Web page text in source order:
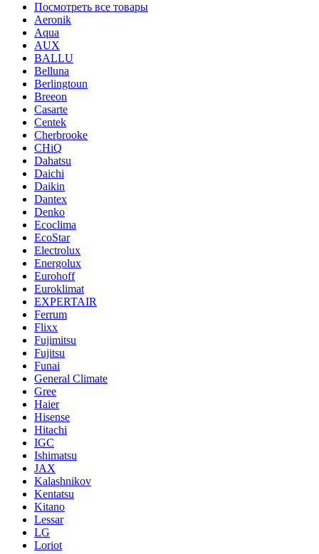
Посмотреть все товары
Aeronik
Aqua
AUX
BALLU
Belluna
Berlingtoun
Breeon
Casarte
Centek
Cherbrooke
CHiQ
Dahatsu
Daichi
Daikin
Dantex
Denko
Ecoclima
EcoStar
Electrolux
Energolux
Eurohoff
Euroklimat
EXPERTAIR
Ferrum
Flixx
Fujimitsu
Fujitsu
Funai
General Climate
Gree
Haier
Hisense
Hitachi
IGC
Ishimatsu
JAX
Kalashnikov
Kentatsu
Kitano
Lessar
LG
Loriot